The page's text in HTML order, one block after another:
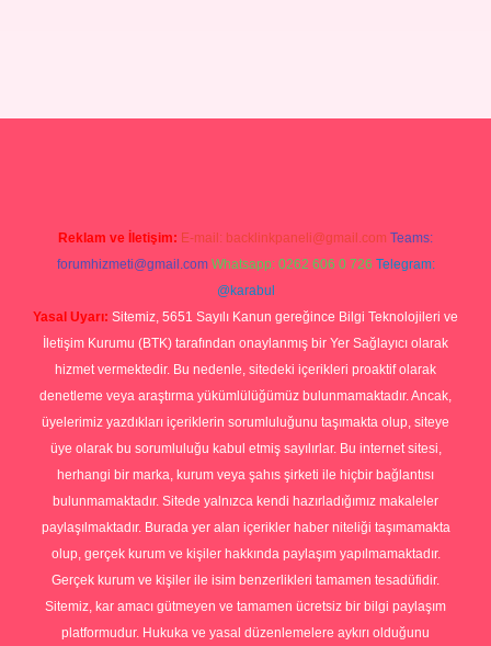
Reklam ve İletişim: E-mail: backlinkpaneli@gmail.com Teams:
forumhizmeti@gmail.com Whatsapp: 0262 606 0 726 Telegram:
@karabul
Yasal Uyarı: Sitemiz, 5651 Sayılı Kanun gereğince Bilgi Teknolojileri ve
İletişim Kurumu (BTK) tarafından onaylanmış bir Yer Sağlayıcı olarak
hizmet vermektedir. Bu nedenle, sitedeki içerikleri proaktif olarak
denetleme veya araştırma yükümlülüğümüz bulunmamaktadır. Ancak,
üyelerimiz yazdıkları içeriklerin sorumluluğunu taşımakta olup, siteye
üye olarak bu sorumluluğu kabul etmiş sayılırlar. Bu internet sitesi,
herhangi bir marka, kurum veya şahıs şirketi ile hiçbir bağlantısı
bulunmamaktadır. Sitede yalnızca kendi hazırladığımız makaleler
paylaşılmaktadır. Burada yer alan içerikler haber niteliği taşımamakta
olup, gerçek kurum ve kişiler hakkında paylaşım yapılmamaktadır.
Gerçek kurum ve kişiler ile isim benzerlikleri tamamen tesadüfidir.
Sitemiz, kar amacı gütmeyen ve tamamen ücretsiz bir bilgi paylaşım
platformudur. Hukuka ve yasal düzenlemelere aykırı olduğunu